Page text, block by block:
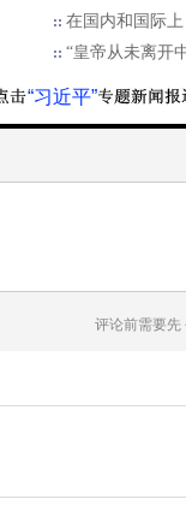
在国内和国际
“皇帝从未离开
“习近平”
评论前需要先